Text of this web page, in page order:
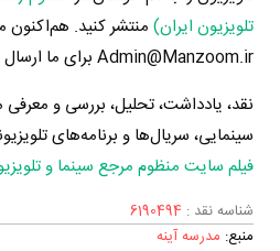
تلویزیون ایران) منتشر کنید.
Admin@Manzoom.ir برای ما ارسال کنید.
نقد، یادداشت، تحلیل، بررسی و معرفی
سینمایی، سریال‌ها و برنامه‌های
فیلم سایت منظوم مرجع سینما و
شناسه نقد : 6190494
منبع: مدرسه آینه